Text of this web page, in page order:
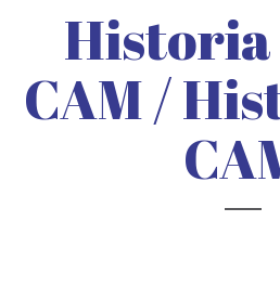
Historia
CAM /